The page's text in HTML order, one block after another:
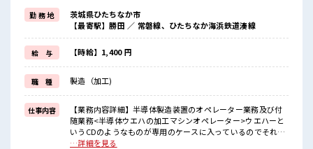
明るすぎたり奇抜でなければ基本的に自由！
(規定有)制服があると毎日の服選びに悩まずOK♪
≪未経験OKの仕事≫
新しいことにチャレンジするのは不安だけど、
しっかり働く環境が整っています！
イチからスキルUP・ステップUP目指していきましょう！
≪様々なお仕事をご提案≫
一人で悩まず気軽に相談できる、
派遣のお仕事です！
■職場の雰囲気
髪型にこだわりのあるアナタは必見！
髪型自由な職場！
勤 務 地
茨城県ひたちなか市
【最寄駅】勝田 ／ 常磐線、ひたちなか海浜鉄道湊線
給 与 【時給】1,400 円
職 種 製造（加工)
仕事内容
【業務内容詳細】半導体製造装置のオペレーター業務及び付
随業務<半導体ウエハの加工マシンオペレーター>ウエハーと
いうCDのようなものが専用のケースに入っているのでそれを
所定の位置にセットして機械操作をしていただきます。その
…詳細を見る